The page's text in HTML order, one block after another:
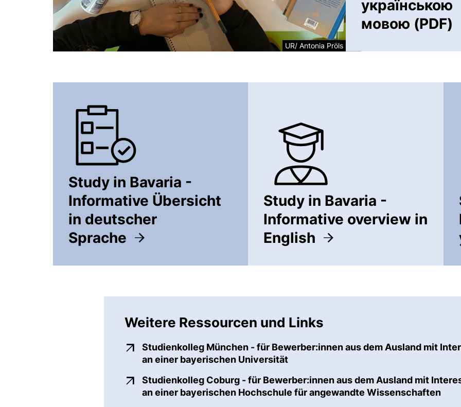
UR/ Antonia Pröls
українською
мовою (PDF)
Study in Bavaria -
Informative Übersicht
in deutscher
Sprache
Study in Bavaria -
Informative overview in
English
Weitere Ressourcen und Links
Studienkolleg München - für Bewerber:innen aus dem Ausland mit
an einer bayerischen Universität(externer Link, öffnet neues Fenster)
Studienkolleg Coburg - für Bewerber:innen aus dem Ausland mit
an einer bayerischen Hochschule für angewandte Wissenschaften